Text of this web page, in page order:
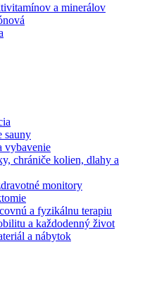
a minerálov
sauny
vybavenie
chrániče kolien, dlahy a
monitory
a fyzikálnu terapiu
a každodenný život
a nábytok